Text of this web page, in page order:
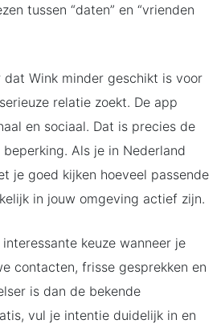
tussen “daten” en “vrienden
Wink minder geschikt is voor
relatie zoekt. De app
en sociaal. Dat is precies de
Als je in Nederland
je goed kijken hoeveel passende
in jouw omgeving actief zijn.
keuze wanneer je
contacten, frisse gesprekken en
is dan de bekende
vul je intentie duidelijk in en